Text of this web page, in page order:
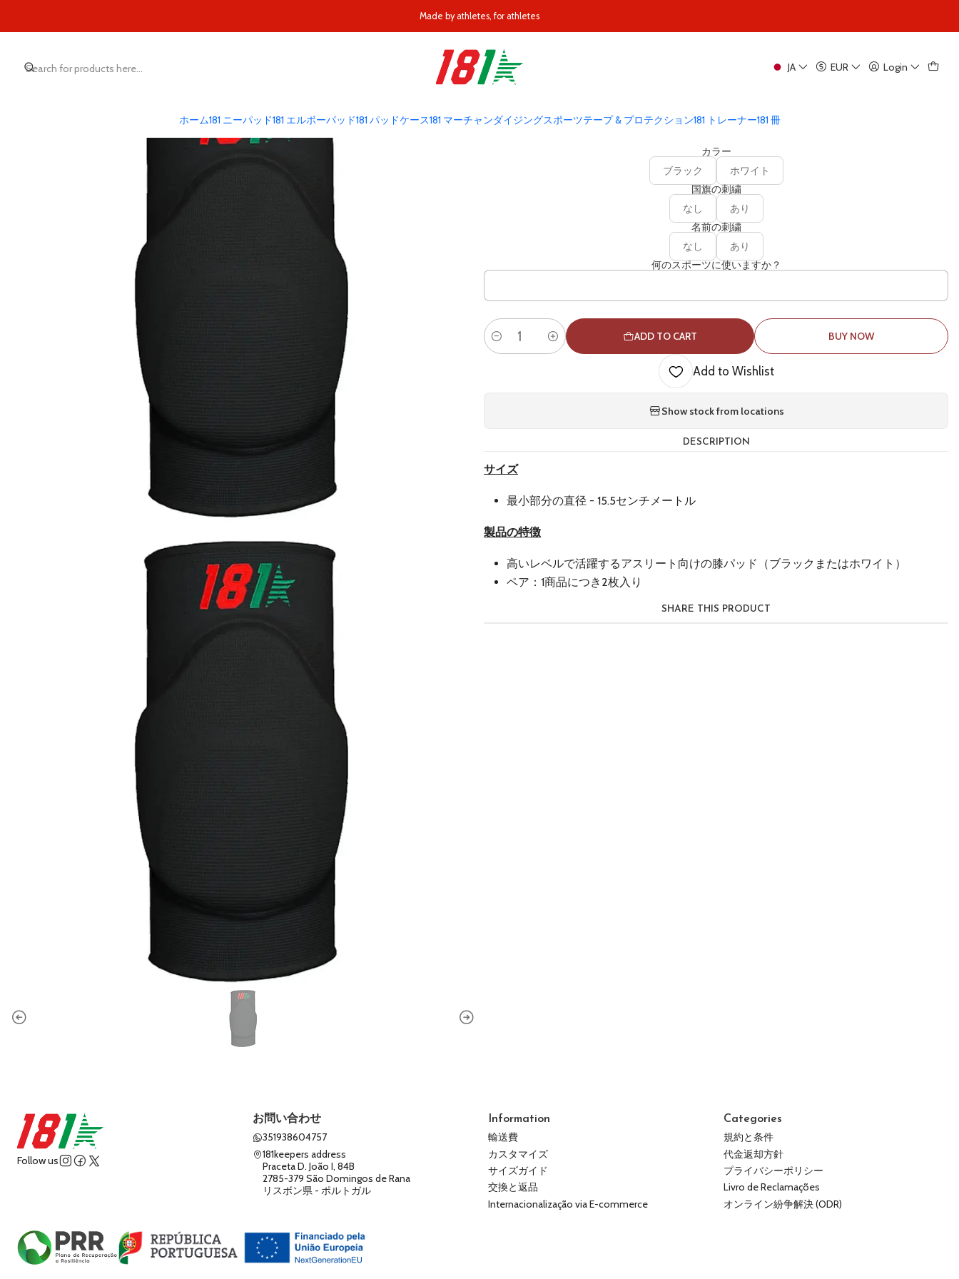
JA EUR Login
ホーム181 ニーパッド181 エルボーパッド181 パッドケース181 マーチャンダイジングスポーツテープ & プロテクション181 トレーナー181 冊
Made by athletes, for athletes
MODELOS 181 ORIGINALS 181オリジナルズ ニーパッド
181オリジナルズ ニーパッド
カラー
ブラック ホワイト
国旗の刺繍
なし あり
名前の刺繍
なし あり
何のスポーツに使いますか？
Quantity
ADD TO CART BUY NOW
Add to Wishlist
Show stock from locations
DESCRIPTION
サイズ
最小部分の直径 - 15.5センチメートル
製品の特徴
高いレベルで活躍するアスリート向けの膝パッド（ブラックまたはホワイト）
ペア：1商品につき2枚入り
SHARE THIS PRODUCT
Follow us
お問い合わせ
351938604757
181keepers address
Praceta D. João I, 84B
2785-379 São Domingos de Rana
リスボン県 - ポルトガル
Information
輸送費
カスタマイズ
サイズガイド
交換と返品
Internacionalização via E-commerce
Categories
規約と条件
代金返却方針
プライバシーポリシー
Livro de Reclamações
オンライン紛争解決 (ODR)